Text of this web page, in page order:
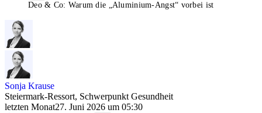
Deo & Co: Warum die „Aluminium-Angst“ vorbei ist
Sonja Krause
Steiermark-Ressort, Schwerpunkt Gesundheit
letzten Monat27. Juni 2026 um 05:30